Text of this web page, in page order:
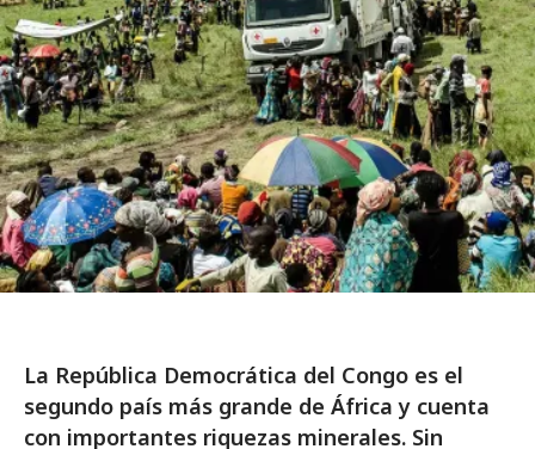
La República Democrática del Congo es el
segundo país más grande de África y cuenta
con importantes riquezas minerales. Sin